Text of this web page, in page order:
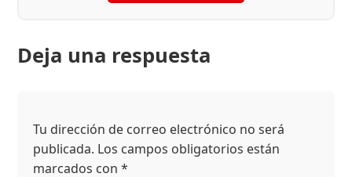
Deja una respuesta
Tu dirección de correo electrónico no será
publicada. Los campos obligatorios están
marcados con*